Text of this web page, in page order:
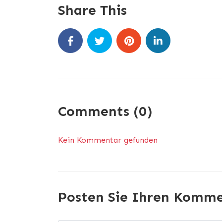
Share This
Comments (0)
Kein Kommentar gefunden
Posten Sie Ihren